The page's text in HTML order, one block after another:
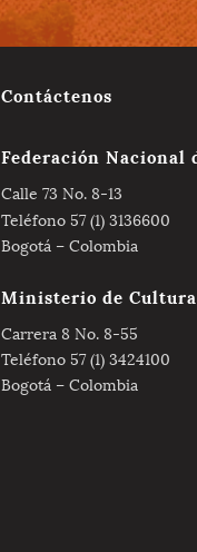
Contáctenos
Federación Nacional
Calle 73 No. 8-13
Teléfono 57 (1) 3136600
Bogotá – Colombia
Ministerio de Cultura
Carrera 8 No. 8-55
Teléfono 57 (1) 3424100
Bogotá – Colombia